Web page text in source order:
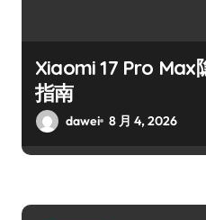
Xiaomi 17 Pro Max
指南
dawei 8 月 4, 2026